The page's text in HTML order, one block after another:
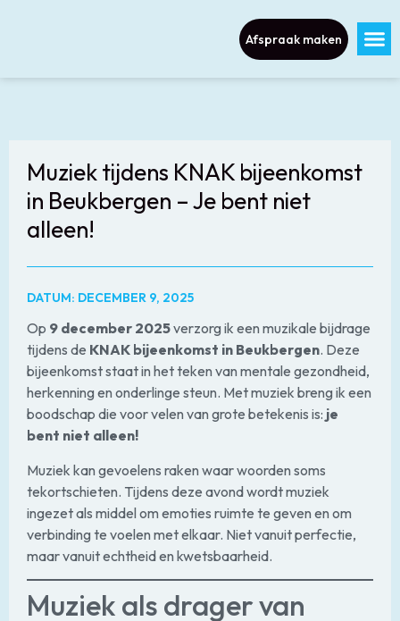
Afspraak maken
Muziek tijdens KNAK bijeenkomst
in Beukbergen – Je bent niet
alleen!
DATUM: DECEMBER 9, 2025
Op 9 december 2025verzorg ik een muzikale bijdrage
tijdens de KNAK bijeenkomst in Beukbergen. Deze
bijeenkomst staat in het teken van mentale gezondheid,
herkenning en onderlinge steun. Met muziek breng ik een
boodschap die voor velen van grote betekenis is: je
bent niet alleen!
Muziek kan gevoelens raken waar woorden soms
tekortschieten. Tijdens deze avond wordt muziek
ingezet als middel om emoties ruimte te geven en om
verbinding te voelen met elkaar. Niet vanuit perfectie,
maar vanuit echtheid en kwetsbaarheid.
Muziek als drager van